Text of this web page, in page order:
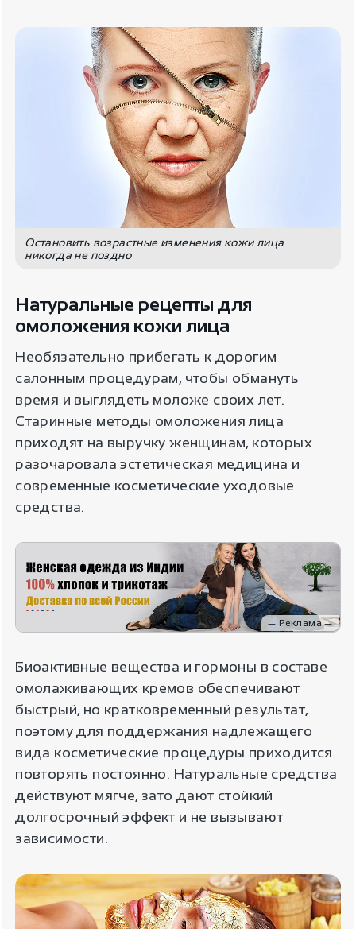
Остановить возрастные изменения кожи лица
никогда не поздно
Натуральные рецепты для
омоложения кожи лица
Необязательно прибегать к дорогим
салонным процедурам, чтобы обмануть
время и выглядеть моложе своих лет.
Старинные методы омоложения лица
приходят на выручку женщинам, которых
разочаровала эстетическая медицина и
современные косметические уходовые
средства.
— Реклама —
Биоактивные вещества и гормоны в составе
омолаживающих кремов обеспечивают
быстрый, но кратковременный результат,
поэтому для поддержания надлежащего
вида косметические процедуры приходится
повторять постоянно. Натуральные средства
действуют мягче, зато дают стойкий
долгосрочный эффект и не вызывают
зависимости.